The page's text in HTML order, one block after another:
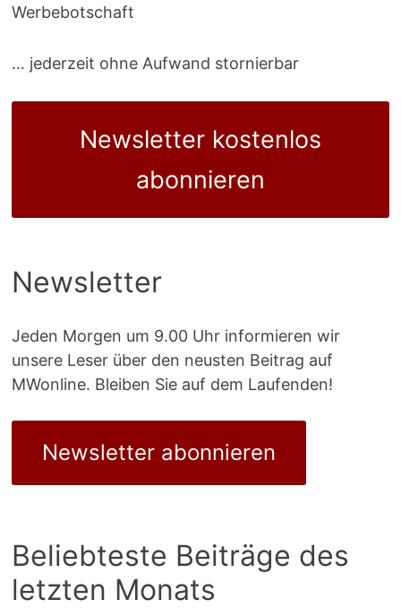
Werbebotschaft
… jederzeit ohne Aufwand stornierbar
Newsletter kostenlos
abonnieren
Newsletter
Jeden Morgen um 9.00 Uhr informieren wir
unsere Leser über den neusten Beitrag auf
MWonline. Bleiben Sie auf dem Laufenden!
Newsletter abonnieren
Beliebteste Beiträge des
letzten Monats